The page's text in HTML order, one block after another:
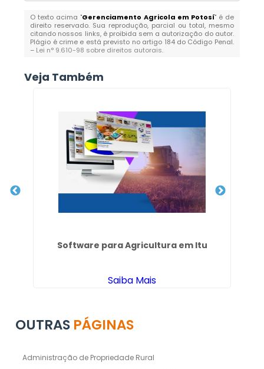
O texto acima "Gerenciamento Agricola em Potosí" é de
direito reservado. Sua reprodução, parcial ou total, mesmo
citando nossos links, é proibida sem a autorização do autor.
Plágio é crime e está previsto no artigo 184 do Código Penal.
– Lei n° 9.610-98 sobre direitos autorais.
Veja Também
Software para Agricultura em Itu
Saiba Mais
OUTRAS PÁGINAS
Administração de Propriedade Rural